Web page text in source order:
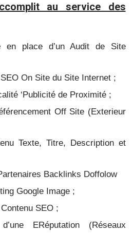
au service des
place d’un Audit de Site
On Site du Site Internet ;
‘Publicité de Proximité ;
Off Site (Exterieur
Texte, Titre, Description et
Backlinks Doffolow
Google Image ;
SEO ;
ERéputation (Réseaux